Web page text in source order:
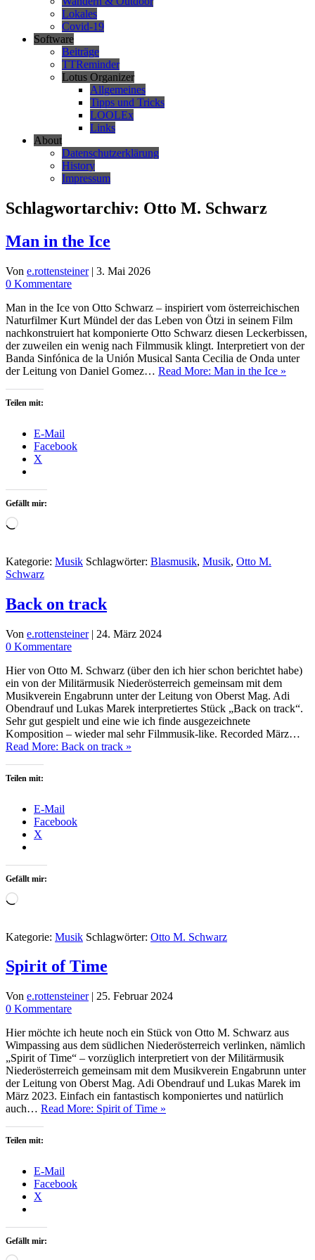
Lokales
Covid-19
Software
Beiträge
TTReminder
Lotus Organizer
Allgemeines
Tipps und Tricks
LOOLEx
Links
About
Datenschutzerklärung
History
Impressum
Schlagwortarchiv: Otto M. Schwarz
Man in the Ice
Von e.rottensteiner | 3. Mai 2026
0 Kommentare
Man in the Ice von Otto Schwarz – inspiriert vom österreichischen
Naturfilmer Kurt Mündel der das Leben von Ötzi in seinem Film
nachkonstruiert hat komponierte Otto Schwarz diesen Leckerbissen,
der zuweilen ein wenig nach Filmmusik klingt. Interpretiert von der
Banda Sinfónica de la Unión Musical Santa Cecilia de Onda unter
der Leitung von Daniel Gomez… Read More: Man in the Ice »
Teilen mit:
E-Mail
Facebook
X
Gefällt mir:
Wird
Kategorie: Musik Schlagwörter: Blasmusik, Musik, Otto M.
Schwarz
Back on track
Von e.rottensteiner | 24. März 2024
0 Kommentare
Hier von Otto M. Schwarz (über den ich hier schon berichtet habe)
ein von der Militärmusik Niederösterreich gemeinsam mit dem
Musikverein Engabrunn unter der Leitung von Oberst Mag. Adi
Obendrauf und Lukas Marek interpretiertes Stück „Back on track“.
Sehr gut gespielt und eine wie ich finde ausgezeichnete
Komposition – wieder mal sehr Filmmusik-like. Recorded März…
Read More: Back on track »
Teilen mit:
E-Mail
Facebook
X
Gefällt mir:
Wird
Kategorie: Musik Schlagwörter: Otto M. Schwarz
Spirit of Time
Von e.rottensteiner | 25. Februar 2024
0 Kommentare
Hier möchte ich heute noch ein Stück von Otto M. Schwarz aus
Wimpassing aus dem südlichen Niederösterreich verlinken, nämlich
„Spirit of Time“ – vorzüglich interpretiert von der Militärmusik
Niederösterreich gemeinsam mit dem Musikverein Engabrunn unter
der Leitung von Oberst Mag. Adi Obendrauf und Lukas Marek im
März 2023. Einfach ein fantastisch komponiertes und natürlich
auch… Read More: Spirit of Time »
Teilen mit:
E-Mail
Facebook
X
Gefällt mir: